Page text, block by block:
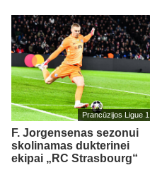
Prancūzijos Ligue 1
F. Jorgensenas sezonui
skolinamas dukterinei
ekipai „RC Strasbourg“